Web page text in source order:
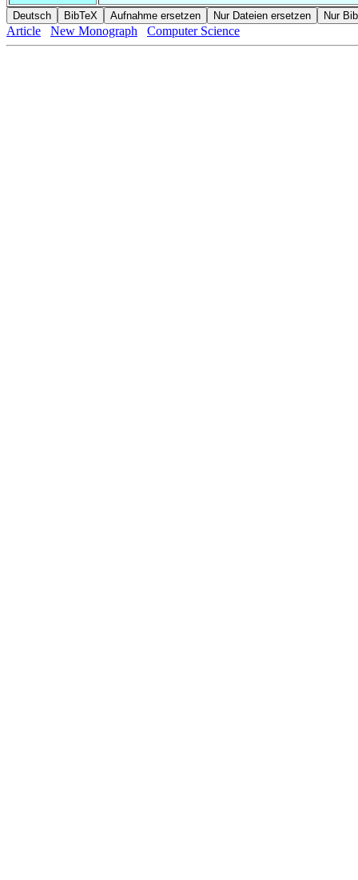
Article New Monograph Computer Science